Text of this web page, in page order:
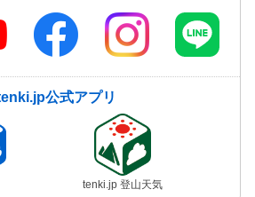
公式アプリ
tenki.jp 登山天気